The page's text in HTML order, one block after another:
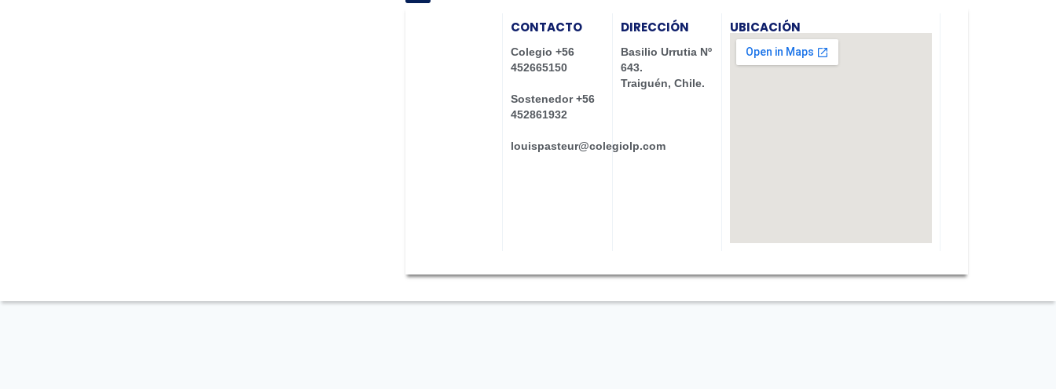
CONTACTO
Colegio +56
452665150
Sostenedor +56
452861932
louispasteur@colegiolp.com
DIRECCIÓN
Basilio Urrutia Nº
643.
Traiguén, Chile.
UBICACIÓN